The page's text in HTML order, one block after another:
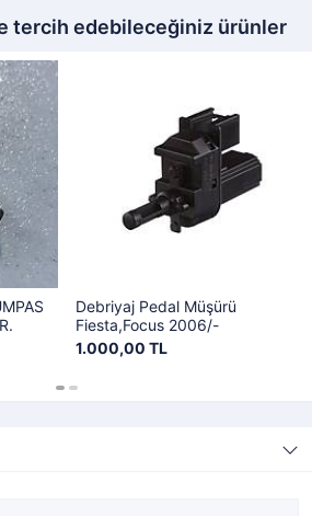
tercih edebileceğiniz ürünler
Debriyaj Pedal Müşürü
Fiesta,Focus 2006/-
1.000,00 TL